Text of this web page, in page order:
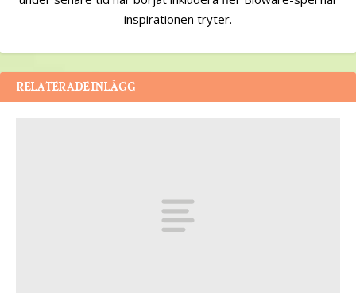
inspirationen tryter.
RELATERADE INLÄGG